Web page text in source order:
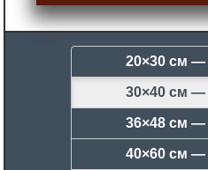
20×30 см —
30×40 см —
36×48 см —
40×60 см —